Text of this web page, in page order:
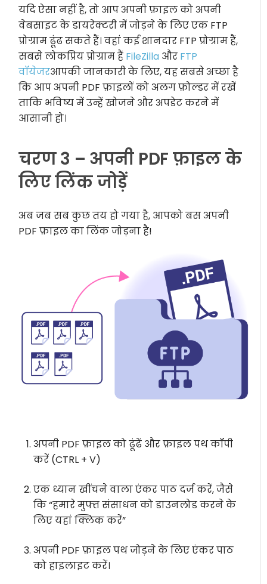
यदि ऐसा नहीं है, तो आप अपनी फ़ाइल को अपनी
वेबसाइट के डायरेक्टरी में जोड़ने के लिए एक FTP
प्रोग्राम ढूंढ सकते हैं। वहां कई शानदार FTP प्रोग्राम हैं,
सबसे लोकप्रिय प्रोग्राम हैं FileZilla और FTP
वॉयेजरआपकी जानकारी के लिए, यह सबसे अच्छा है
कि आप अपनी PDF फ़ाइलों को अलग फ़ोल्डर में रखें
ताकि भविष्य में उन्हें खोजने और अपडेट करने में
आसानी हो।
चरण 3 – अपनी PDF फ़ाइल के
लिए लिंक जोड़ें
अब जब सब कुछ तय हो गया है, आपको बस अपनी
PDF फ़ाइल का लिंक जोड़ना है!
अपनी PDF फ़ाइल को ढूंढें और फ़ाइल पथ कॉपी
करें (CTRL + V)
एक ध्यान खींचने वाला एंकर पाठ दर्ज करें, जैसे
कि “हमारे मुफ्त संसाधन को डाउनलोड करने के
लिए यहां क्लिक करें”
अपनी PDF फ़ाइल पथ जोड़ने के लिए एंकर पाठ
को हाइलाइट करें।